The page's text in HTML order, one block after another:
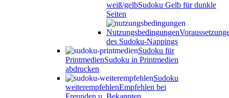
weiß/gelbSudoku Gelb für dunkle
Seiten
Nutzungsbedingungen
des Sudoku-Nappings
Sudoku für
PrintmedienSudoku in Printmedien
abdrucken
Sudoku
weiterempfehlenEmpfehlen bei
Freunden u. Bekannten